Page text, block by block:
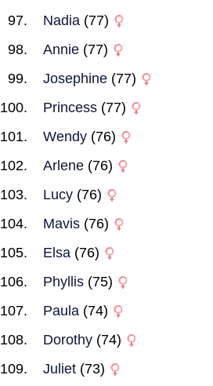
Nadia (77)
Annie (77)
Josephine (77)
Princess (77)
Wendy (76)
Arlene (76)
Lucy (76)
Mavis (76)
Elsa (76)
Phyllis (75)
Paula (74)
Dorothy (74)
Juliet (73)